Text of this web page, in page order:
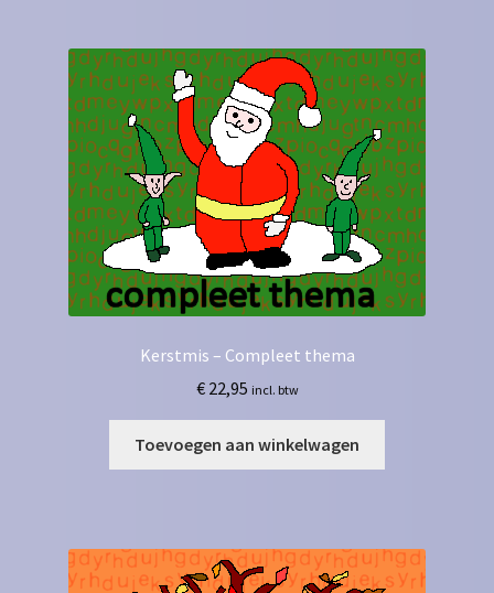
Kerstmis – Compleet thema
€22,95 incl. btw
Toevoegen aan winkelwagen